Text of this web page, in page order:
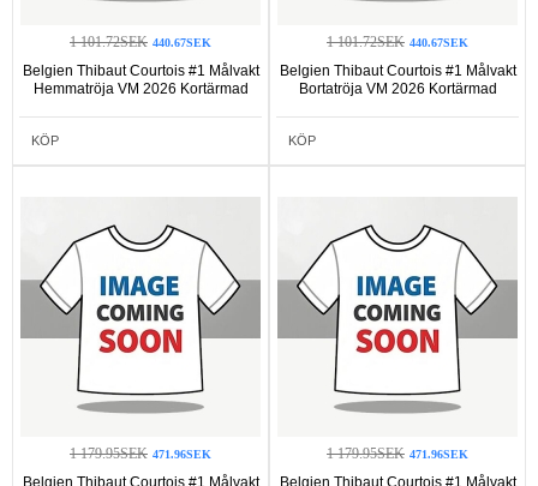
1 101.72SEK 440.67SEK
Belgien Thibaut Courtois #1 Målvakt
Hemmatröja VM 2026 Kortärmad
KÖP
1 101.72SEK 440.67SEK
Belgien Thibaut Courtois #1 Målvakt
Bortatröja VM 2026 Kortärmad
KÖP
1 179.95SEK 471.96SEK
Belgien Thibaut Courtois #1 Målvakt
1 179.95SEK 471.96SEK
Belgien Thibaut Courtois #1 Målvakt